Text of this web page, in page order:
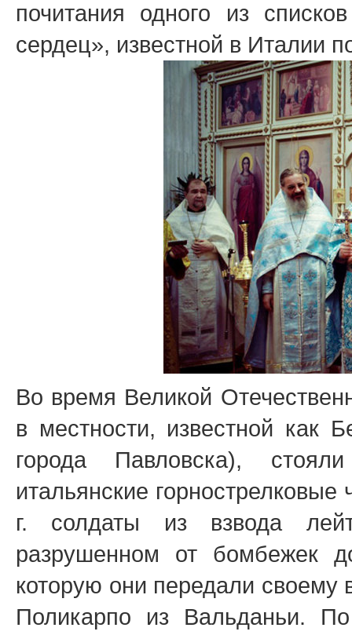
почитания одного из
сердец», известной в Италии
Во время Великой
в местности, известной как
города Павловска),
итальянские
г. солдаты из взвода
разрушенном от бомбежек
которую они передали
Поликарпо из Вальданьи.